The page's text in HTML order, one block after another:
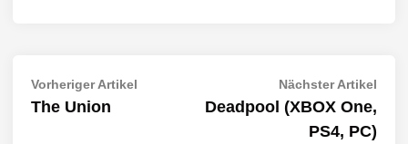
Beitragsnavigation
Vorheriger Artikel
The Union
Nächster Artikel
Deadpool (XBOX One,
PS4, PC)